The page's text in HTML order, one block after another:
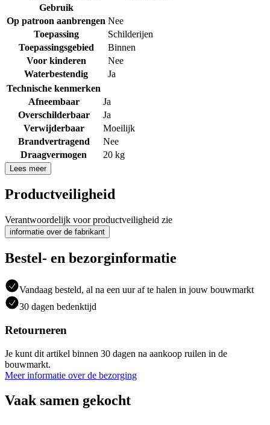
Gebruik
Op patroon aanbrengen Nee
Toepassing
Schilderijen
Toepassingsgebied
Binnen
Voor kinderen
Nee
Waterbestendig
Ja
Technische kenmerken
Afneembaar
Ja
Overschilderbaar
Ja
Verwijderbaar
Moeilijk
Brandvertragend
Nee
Draagvermogen
20 kg
Lees meer
Productveiligheid
Verantwoordelijk voor productveiligheid zie
informatie over de fabrikant
Bestel- en bezorginformatie
Vandaag besteld, al na een uur af te halen in jouw bouwmarkt
30 dagen bedenktijd
Retourneren
Je kunt dit artikel binnen 30 dagen na aankoop ruilen in de
bouwmarkt.
Meer informatie over de bezorging
Vaak samen gekocht